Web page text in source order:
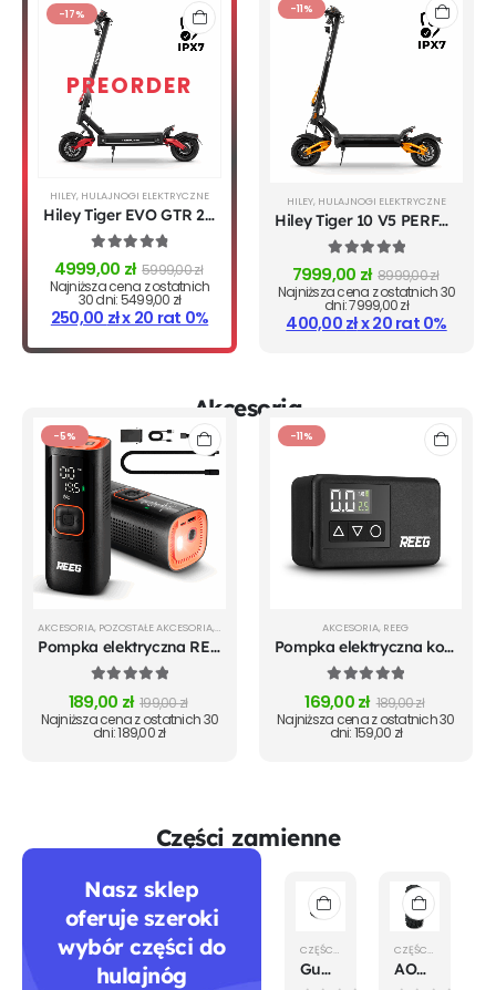
-17%
HILEY, HULAJNOGI ELEKTRYCZNE
Hiley Tiger EVO GTR 2026
4.96 out of 5
4999,00 zł 5999,00zł
Najniższa cena z ostatnich
30 dni:5499,00 zł
250,00 złx 20 rat 0%
-11%
HILEY, HULAJNOGI ELEKTRYCZNE
Hiley Tiger 10 V5 PERFORMANCE 2026
5.00 out of 5
7999,00 zł 8999,00zł
Najniższa cena z ostatnich 30
dni:7999,00zł
400,00złx 20 rat 0%
Akcesoria
-5%
AKCESORIA, POZOSTAŁE AKCESORIA, REEG
Pompka elektryczna REEG Air pump PRO
5.00 out of 5
189,00 zł 199,00zł
Najniższa cena z ostatnich 30
dni:189,00zł
-11%
AKCESORIA, REEG
Pompka elektryczna kompresor REEG Air Pump MINI
5.00 out of 5
169,00zł 189,00zł
Najniższa cena z ostatnich 30
dni:159,00 zł
Części zamienne
Nasz sklep
oferuje szeroki
wybór części do
hulajnóg
CZĘŚCI, POZOSTAŁE CZĘŚCI
Gumowa zaślepka na śrubę koła do Hiley Tiger 10 V5/EVO
CZĘŚCI,
AOXIN Opona terenowa 10x3.0-6 A8005